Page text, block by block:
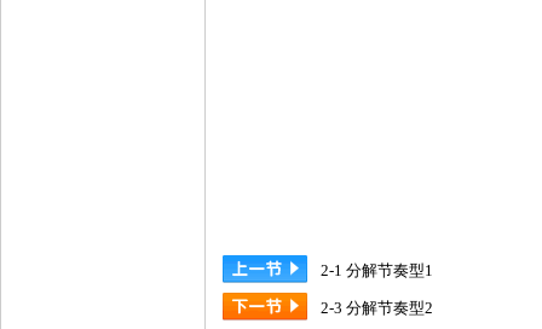
2-1 分解节奏型1
2-3 分解节奏型2